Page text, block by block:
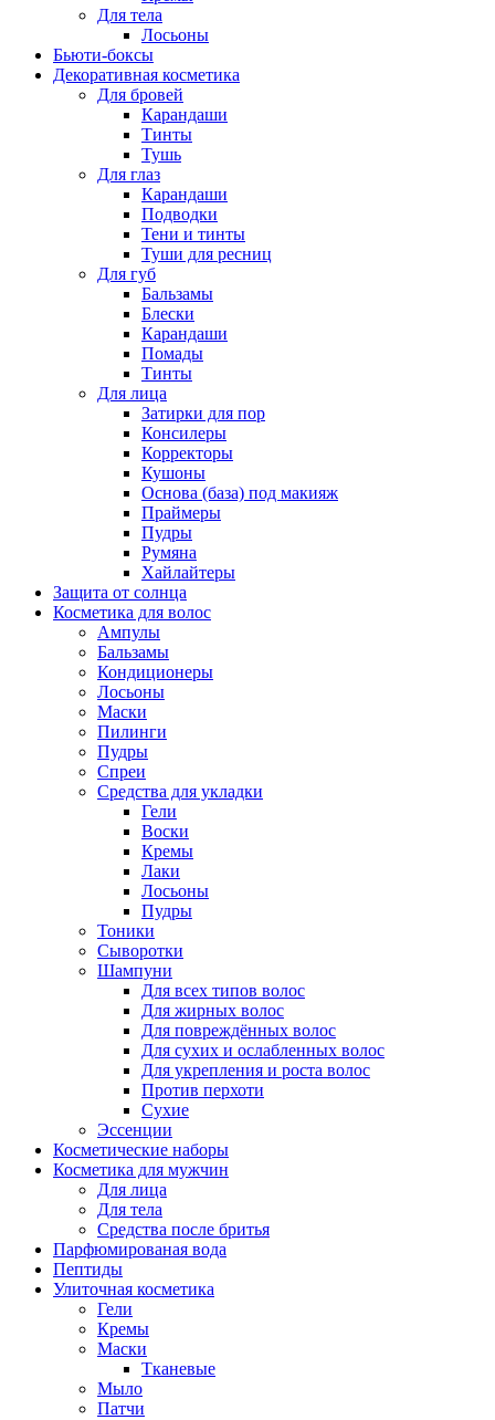
Для тела
Лосьоны
Бьюти-боксы
Декоративная косметика
Для бровей
Карандаши
Тинты
Тушь
Для глаз
Карандаши
Подводки
Тени и тинты
Туши для ресниц
Для губ
Бальзамы
Блески
Карандаши
Помады
Тинты
Для лица
Затирки для пор
Консилеры
Корректоры
Кушоны
Основа (база) под макияж
Праймеры
Пудры
Румяна
Хайлайтеры
Защита от солнца
Косметика для волос
Ампулы
Бальзамы
Кондиционеры
Лосьоны
Маски
Пилинги
Пудры
Спреи
Средства для укладки
Гели
Воски
Кремы
Лаки
Лосьоны
Пудры
Тоники
Сыворотки
Шампуни
Для всех типов волос
Для жирных волос
Для повреждённых волос
Для сухих и ослабленных волос
Для укрепления и роста волос
Против перхоти
Сухие
Эссенции
Косметические наборы
Косметика для мужчин
Для лица
Для тела
Средства после бритья
Парфюмированая вода
Пептиды
Улиточная косметика
Гели
Кремы
Маски
Тканевые
Мыло
Патчи